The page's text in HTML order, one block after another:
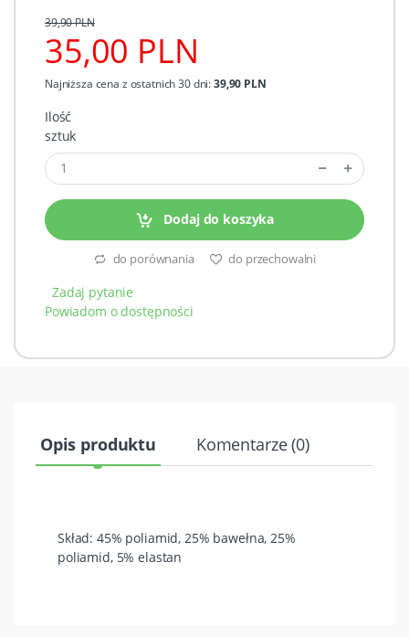
35,00 PLN
39,90 PLN
Najniższa cena z ostatnich 30 dni:39,90 PLN
Ilość
sztuk
Dodaj do koszyka
do porównania do przechowalni
Zadaj pytanie
Powiadom o dostępności
Opis produktu Komentarze (0)
Skład: 45% poliamid, 25% bawełna, 25%
poliamid, 5% elastan